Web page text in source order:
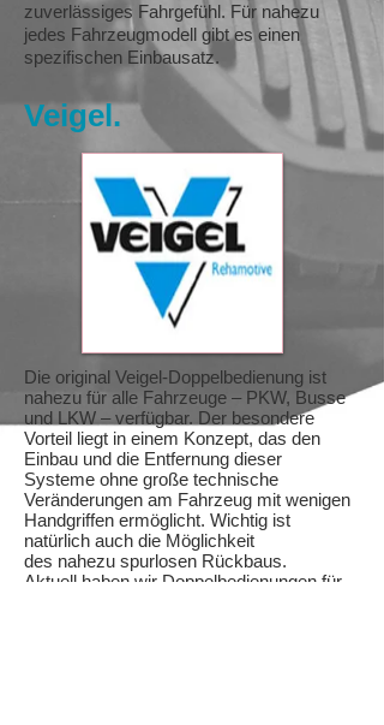
zuverlässiges Fahrgefühl. Für nahezu
jedes Fahrzeugmodell gibt es einen
spezifischen Einbausatz.
Veigel.
Die original Veigel-Doppelbedienung ist
nahezu für alle Fahrzeuge – PKW, Busse
und LKW – verfügbar. Der besondere
Vorteil liegt in einem Konzept, das den
Einbau und die Entfernung dieser
Systeme ohne große technische
Veränderungen am Fahrzeug mit wenigen
Handgriffen ermöglicht. Wichtig ist
natürlich auch die Möglichkeit
des nahezu spurlosen Rückbaus.
Aktuell haben wir Doppelbedienungen für